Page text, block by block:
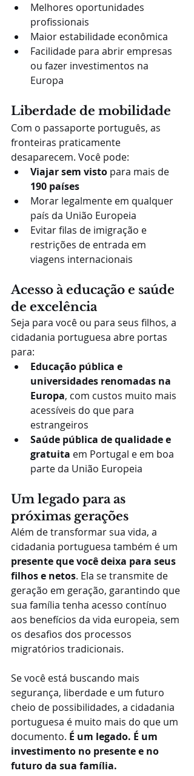
Melhores oportunidades
profissionais
Maior estabilidade econômica
Facilidade para abrir empresas
ou fazer investimentos na
Europa
Liberdade de mobilidade
Com o passaporte português, as
fronteiras praticamente
desaparecem. Você pode:
Viajar sem visto para mais de
190 países
Morar legalmente em qualquer
país da União Europeia
Evitar filas de imigração e
restrições de entrada em
viagens internacionais
Acesso à educação e saúde
de excelência
Seja para você ou para seus filhos, a
cidadania portuguesa abre portas
para:
Educação pública e
universidades renomadas na
Europa, com custos muito mais
acessíveis do que para
estrangeiros
Saúde pública de qualidade e
gratuita em Portugal e em boa
parte da União Europeia
Um legado para as
próximas gerações
Além de transformar sua vida, a
cidadania portuguesa também é um
presente que você deixa para seus
filhos e netos. Ela se transmite de
geração em geração, garantindo que
sua família tenha acesso contínuo
aos benefícios da vida europeia, sem
os desafios dos processos
migratórios tradicionais.
Se você está buscando mais
segurança, liberdade e um futuro
cheio de possibilidades, a cidadania
portuguesa é muito mais do que um
documento. É um legado. É um
investimento no presente e no
futuro da sua família.